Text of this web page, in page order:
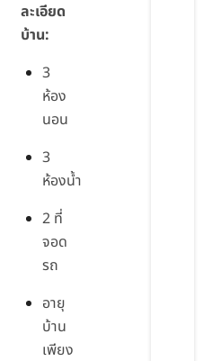
ละเอียด
บ้าน:
3
ห้อง
นอน
3
ห้องน้ำ
2 ที่
จอด
รถ
อายุ
บ้าน
เพียง